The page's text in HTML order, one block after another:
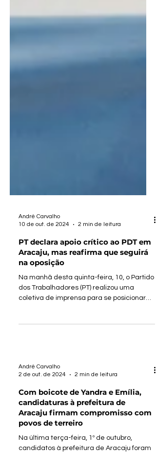
André Carvalho
10 de out. de 2024
PT declara apoio crítico ao PDT em
Aracaju, mas reafirma que seguirá
na oposição
dos Trabalhadores (PT) realizou uma
André Carvalho
2 de out. de 2024
2 min de leitura
Com boicote de Yandra e Emília,
candidaturas à prefeitura de
Aracaju firmam compromisso com